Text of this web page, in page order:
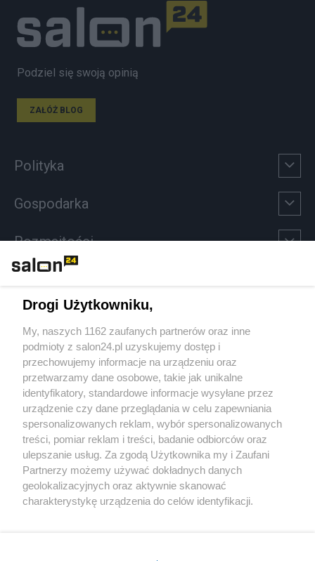
Podziel się swoją opinią
ZAŁÓŻ BLOG
Polityka
Gospodarka
Rozmaitości
Sport
Społeczeństwo
Kultura
X Facebook Instagram Youtube
Drogi Użytkowniku,
My, naszych 1162 zaufanych partnerów oraz inne
podmioty z salon24.pl uzyskujemy dostęp i
przechowujemy informacje na urządzeniu oraz
przetwarzamy dane osobowe, takie jak unikalne
identyfikatory, standardowe informacje wysyłane przez
urządzenie czy dane przeglądania w celu zapewniania
spersonalizowanych reklam, wybór spersonalizowanych
treści, pomiar reklam i treści, badanie odbiorców oraz
ulepszanie usług. Za zgodą Użytkownika my i Zaufani
Partnerzy możemy używać dokładnych danych
geolokalizacyjnych oraz aktywnie skanować
charakterystykę urządzenia do celów identyfikacji.